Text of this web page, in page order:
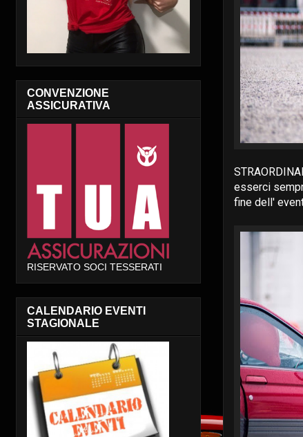
esserci
fine dell'
CONVENZIONE
ASSICURATIVA
RISERVATO SOCI TESSERATI
CALENDARIO EVENTI
STAGIONALE